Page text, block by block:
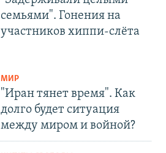
семьями". Гонения на
участников хиппи-слёта
МИР
"Иран тянет время". Как
долго будет ситуация
между миром и войной?